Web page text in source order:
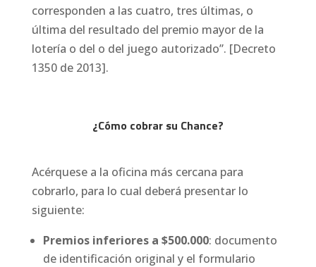
corresponden a las cuatro, tres últimas, o
última del resultado del premio mayor de la
lotería o del o del juego autorizado”. [Decreto
1350 de 2013].
¿Cómo cobrar su Chance?
Acérquese a la oficina más cercana para
cobrarlo, para lo cual deberá presentar lo
siguiente:
Premios inferiores a $500.000: documento
de identificación original y el formulario